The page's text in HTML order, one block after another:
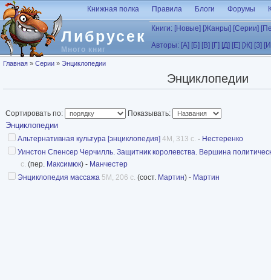
Перейти к основному содержанию
Либрусек
Много книг
Книжная полка Правила Блоги Форумы
Книги: [Новые] [Жанры] [Серии]
Авторы: [А] [Б] [В] [Г] [Д] [Е] [Ж] [З]
Вы здесь
Главная » Серии » Энциклопедии
Энциклопедии
Сортировать по: Показывать:
Энциклопедии
Альтернативная культура [энциклопедия] 4M, 313 с. - Нестеренко
Уинстон Спенсер Черчилль. Защитник королевства. Вершина
с. (пер. Максимюк) - Манчестер
Энциклопедия массажа 5M, 206 с. (сост. Мартин) - Мартин